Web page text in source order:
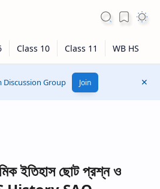
Discussion Group Join
ইতিহাস ছোট প্রশ্ন ও